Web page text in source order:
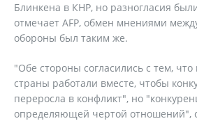
Блинкена в КНР, но разногласия
отмечает AFP, обмен мнениями
обороны был таким же.
"Обе стороны согласились с тем,
страны работали вместе, чтобы
переросла в конфликт", но
определяющей чертой отношений",